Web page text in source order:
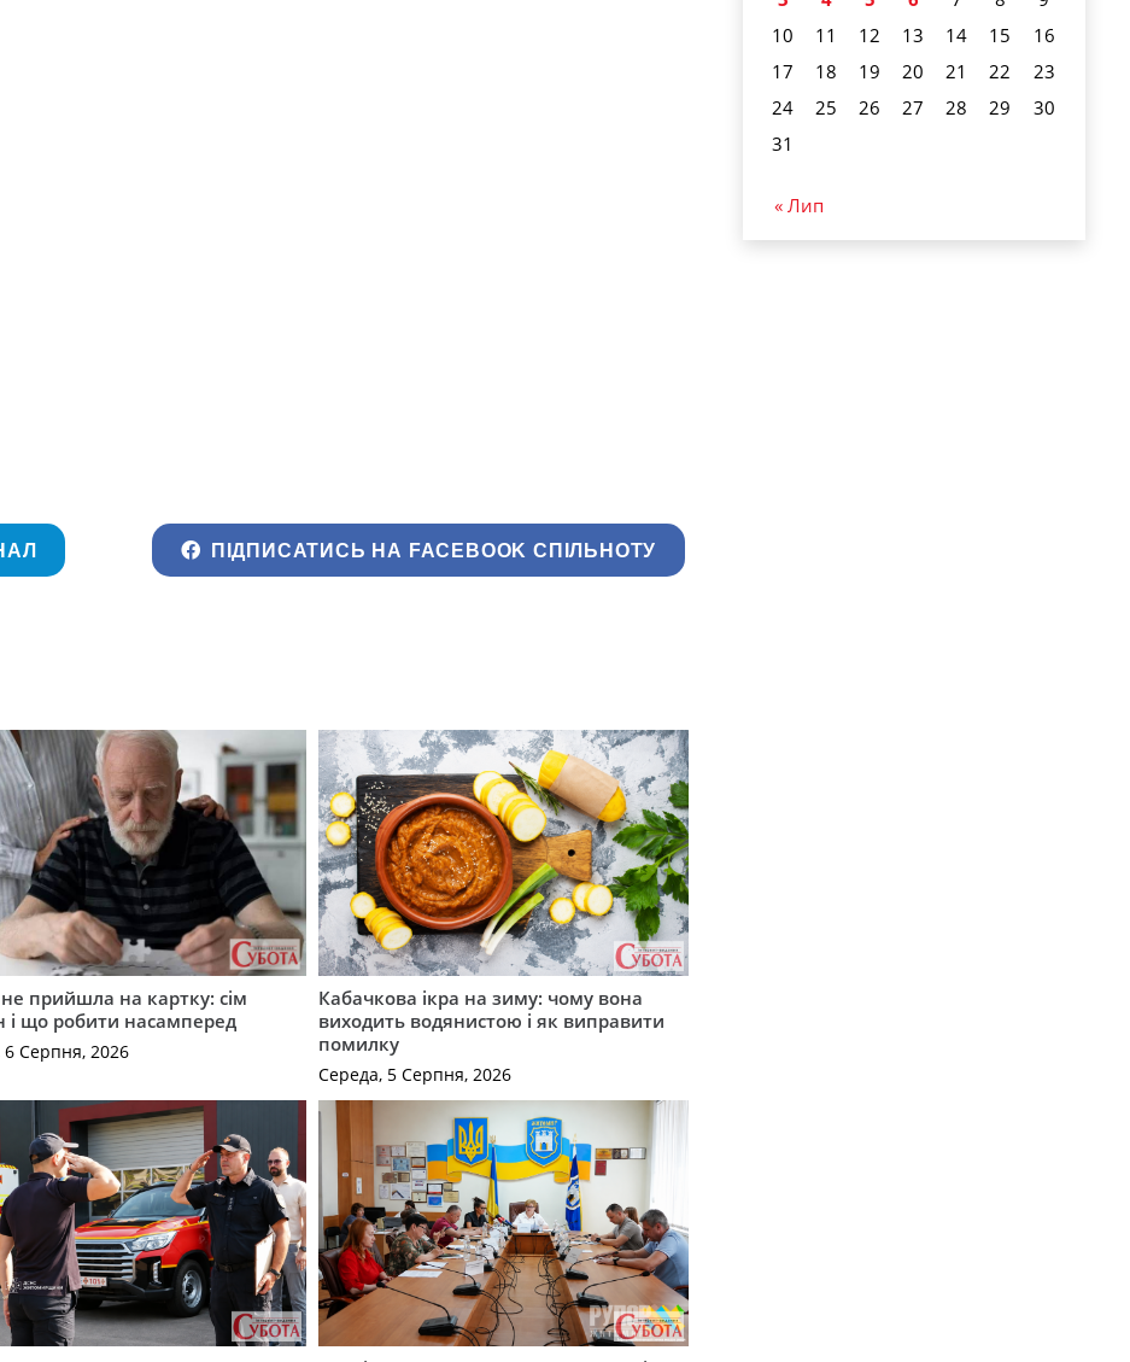
ПІДПИСАТИСЬ НА FACEBOOK СПІЛЬНОТУ
не прийшла на картку: сім
і що робити насамперед
6 Серпня, 2026
Кабачкова ікра на зиму: чому вона
виходить водянистою і як виправити
помилку
Середа, 5 Серпня, 2026
10
11 12 13 14 15
16
17
18 19 20 21 22
23
24
25 26 27 28 29
30
31
« Лип